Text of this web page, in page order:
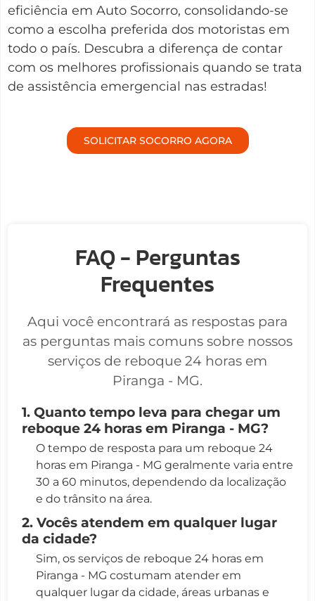
eficiência em Auto Socorro, consolidando-se
como a escolha preferida dos motoristas em
todo o país. Descubra a diferença de contar
com os melhores profissionais quando se trata
de assistência emergencial nas estradas!
SOLICITAR SOCORRO AGORA
FAQ - Perguntas
Frequentes
Aqui você encontrará as respostas para
as perguntas mais comuns sobre nossos
serviços de reboque 24 horas em
Piranga - MG.
1. Quanto tempo leva para chegar um
reboque 24 horas em Piranga - MG?
O tempo de resposta para um reboque 24
horas em Piranga - MG geralmente varia entre
30 a 60 minutos, dependendo da localização
e do trânsito na área.
2. Vocês atendem em qualquer lugar
da cidade?
Sim, os serviços de reboque 24 horas em
Piranga - MG costumam atender em
qualquer lugar da cidade, áreas urbanas e